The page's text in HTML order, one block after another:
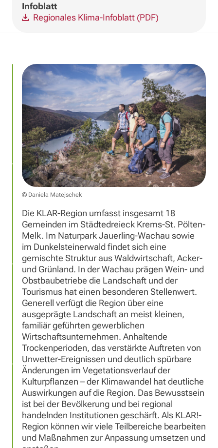
Infoblatt
Regionales Klima-Infoblatt (PDF)
Die KLAR-Region umfasst insgesamt 18
Gemeinden im Städtedreieck Krems-St. Pölten-
Melk. Im Naturpark Jauerling-Wachau sowie
im Dunkelsteinerwald findet sich eine
gemischte Struktur aus Waldwirtschaft, Acker-
und Grünland. In der Wachau prägen Wein- und
Obstbaubetriebe die Landschaft und der
Tourismus hat einen besonderen Stellenwert.
Generell verfügt die Region über eine
ausgeprägte Landschaft an meist kleinen,
familiär geführten gewerblichen
Wirtschaftsunternehmen. Anhaltende
Trockenperioden, das verstärkte Auftreten von
Unwetter-Ereignissen und deutlich spürbare
Änderungen im Vegetationsverlauf der
Kulturpflanzen – der Klimawandel hat deutliche
Auswirkungen auf die Region. Das Bewusstsein
ist bei der Bevölkerung und bei regional
handelnden Institutionen geschärft. Als KLAR!-
Region können wir viele Teilbereiche bearbeiten
und Maßnahmen zur Anpassung umsetzen und
© Daniela Matejschek